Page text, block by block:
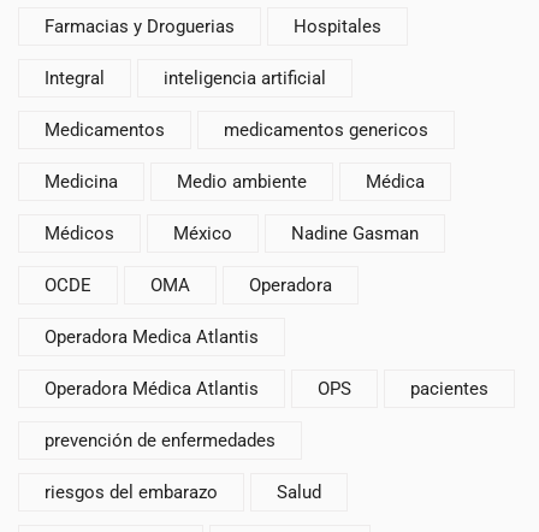
Farmacias y Droguerias Hospitales
Integral inteligencia artificial
Medicamentos medicamentos genericos
Medicina Medio ambiente Médica
Médicos México Nadine Gasman
OCDE OMA Operadora
Operadora Medica Atlantis
Operadora Médica Atlantis OPS pacientes
prevención de enfermedades
riesgos del embarazo Salud